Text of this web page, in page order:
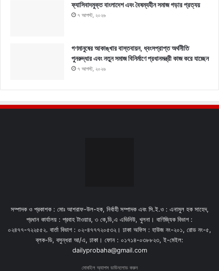
ফ্যাসিবাদমুক্ত বাংলাদেশ এবং বৈষম্যহীন সমাজ গড়ার প্রত্যয়
৭ আগস্ট, ২০২৬
গণমানুষের আকাঙ্খার বাস্তবায়ন, ধ্বংসপ্রাপ্ত অর্থনীতি
পুনরুদ্ধার এবং নতুন সমাজ বিনির্মাণে প্রধানমন্ত্রী কাজ করে যাচ্ছেন
৭ আগস্ট, ২০২৬
সম্পাদক ও প্রকাশক : মোঃ আশরাফ-উল-হক, নির্বাহী সম্পাদক এবং সি.ই.ও : এনামুল হক সাহেদ,
প্রধান কার্যালয় : প্রবাহ টাওয়ার, ৩ কে,ডি,এ এভিনিউ, খুলনা। বাণিজ্যিক বিভাগ :
০২৪৭৭-৭২২৫৫২. বার্তা বিভাগ : ০২-৪৭৭৭২০৫৩২। ঢাকা অফিস : হাউজ নং-২০১, রোড নং-৫,
ব্লক-ডি, বসুন্ধরা আ/এ, ঢাকা। ফোন : ০১৭১৪-০৩৮৮২৩, ই-মেইল:
dailyprobaha@gmail.com
মোবাইল অ্যাপস ডাউনলোড করুন